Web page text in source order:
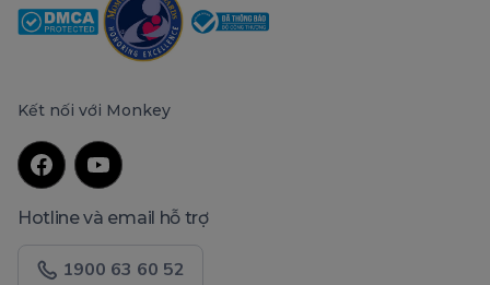
Kết nối với Monkey
Hotline và email hỗ trợ
1900 63 60 52